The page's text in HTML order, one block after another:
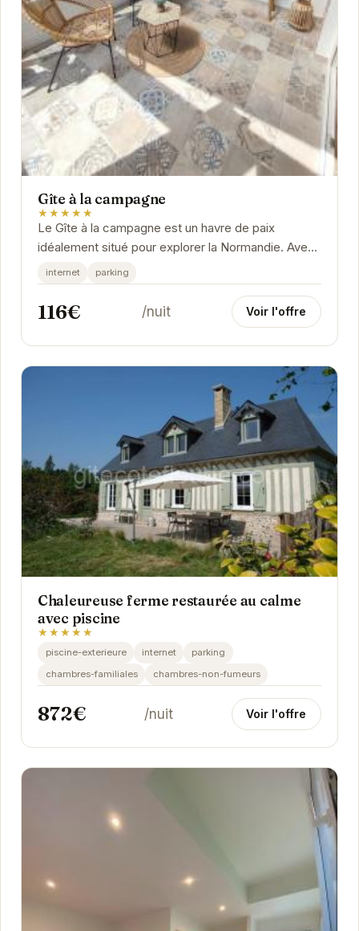
Gîte à la campagne
★★★★★
Le Gîte à la campagne est un havre de paix
idéalement situé pour explorer la Normandie. Avec
son ambiance chaleureuse et ses équipements...
internet parking
116€ /nuit Voir l'offre
Chaleureuse ferme restaurée au calme
avec piscine
★★★★★
piscine-exterieure internet
parking
chambres-familiales
chambres-non-fumeurs
872€ /nuit Voir l'offre